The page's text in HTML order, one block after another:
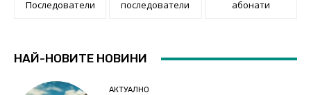
Последователи последователи абонати
НАЙ-НОВИТЕ НОВИНИ
АКТУАЛНО